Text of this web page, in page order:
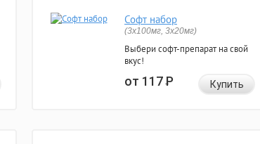
Софт набор
(3x100мг, 3x20мг)
Выбери софт-препарат на свой
вкус!
от 117Р Купить